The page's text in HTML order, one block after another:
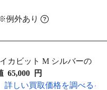
例外あり
カビット M シルバーの
65,000
円
詳しい買取価格を調べる